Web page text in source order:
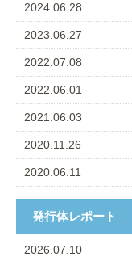
2024.06.28
2023.06.27
2022.07.08
2022.06.01
2021.06.03
2020.11.26
2020.06.11
発行体レポート
2026.07.10